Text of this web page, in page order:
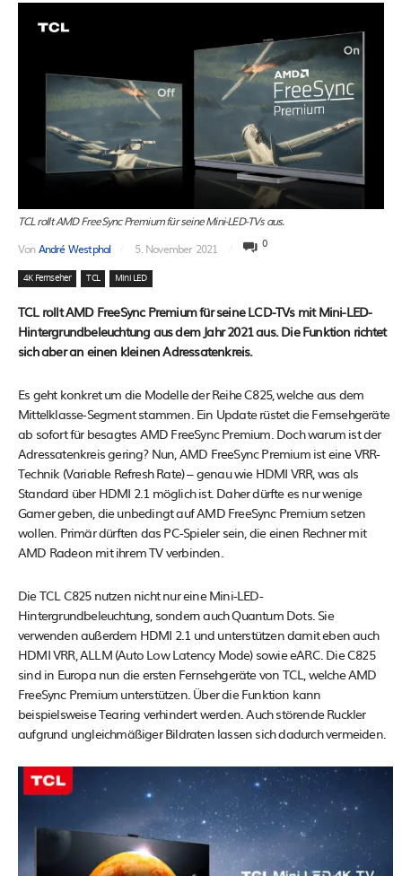
TCL rollt AMD FreeSync Premium für seine Mini-LED-TVs aus.
VonAndré Westphal 5. November 2021 0
4K Fernseher TCL Mini LED
TCL rollt AMD FreeSync Premium für seine LCD-TVs mit Mini-LED-
Hintergrundbeleuchtung aus dem Jahr 2021 aus. Die Funktion richtet
sich aber an einen kleinen Adressatenkreis.
Es geht konkret um die Modelle der Reihe C825, welche aus dem
Mittelklasse-Segment stammen. Ein Update rüstet die Fernsehgeräte
ab sofort für besagtes AMD FreeSync Premium. Doch warum ist der
Adressatenkreis gering? Nun, AMD FreeSync Premium ist eine VRR-
Technik (Variable Refresh Rate) – genau wie HDMI VRR, was als
Standard über HDMI 2.1 möglich ist. Daher dürfte es nur wenige
Gamer geben, die unbedingt auf AMD FreeSync Premium setzen
wollen. Primär dürften das PC-Spieler sein, die einen Rechner mit
AMD Radeon mit ihrem TV verbinden.
Die TCL C825 nutzen nicht nur eine Mini-LED-
Hintergrundbeleuchtung, sondern auch Quantum Dots. Sie
verwenden außerdem HDMI 2.1 und unterstützen damit eben auch
HDMI VRR, ALLM (Auto Low Latency Mode) sowie eARC. Die C825
sind in Europa nun die ersten Fernsehgeräte von TCL, welche AMD
FreeSync Premium unterstützen. Über die Funktion kann
beispielsweise Tearing verhindert werden. Auch störende Ruckler
aufgrund ungleichmäßiger Bildraten lassen sich dadurch vermeiden.